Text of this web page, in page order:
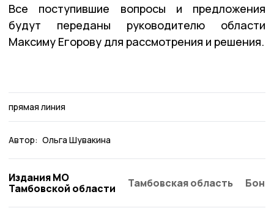
Все поступившие вопросы и предложения
будут переданы руководителю области
Максиму Егорову для рассмотрения и решения.
прямая линия
Автор: Ольга Шувакина
Издания МО
Тамбовской области
Тамбовская область